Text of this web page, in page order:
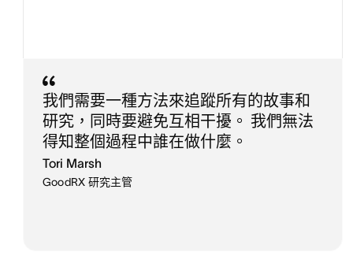
我們需要一種方法來追蹤所有的故事和
研究，同時要避免互相干擾。 我們無法
得知整個過程中誰在做什麼。
Tori Marsh
GoodRX 研究主管